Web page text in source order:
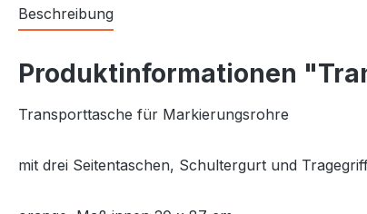
Beschreibung
Produktinformationen
Transporttasche für Markierungsrohre
mit drei Seitentaschen, Schultergurt und